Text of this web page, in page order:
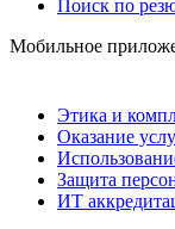
Поиск по
Мобильное
Этика и
Оказание
Защита
ИТ